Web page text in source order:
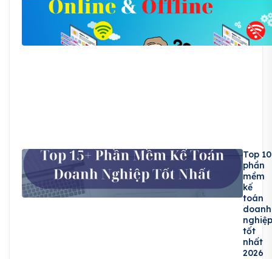
Top 10
phần
mềm
kế
toán
doanh
nghiệp
tốt
nhất
2026